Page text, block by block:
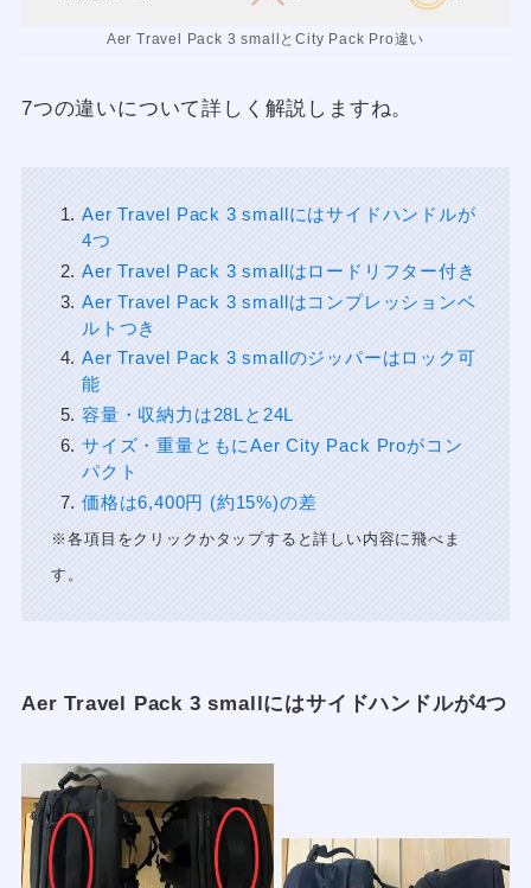
Aer Travel Pack 3 smallとCity Pack Pro違い
7つの違いについて詳しく解説しますね。
Aer Travel Pack 3 smallにはサイドハンドルが
4つ
Aer Travel Pack 3 smallはロードリフター付き
Aer Travel Pack 3 smallはコンプレッションベ
ルトつき
Aer Travel Pack 3 smallのジッパーはロック可
能
容量・収納力は28Lと24L
サイズ・重量ともにAer City Pack Proがコン
パクト
価格は6,400円 (約15%)の差
※各項目をクリックかタップすると詳しい内容に飛べま
す。
Aer Travel Pack 3 smallにはサイドハンドルが4つ